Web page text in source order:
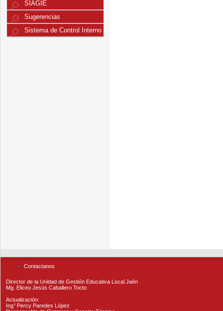
SIAGIE
Sugerencias
Sistema de Control Interno
Contactanos
Director de la Unidad de Gestión Educativa Local Jaén
Mg. Eliceo Jesús Caballero Tocto
Actualización:
Ing° Percy Paredes López